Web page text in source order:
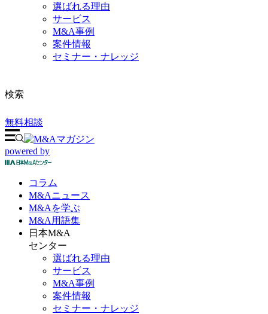
選ばれる理由
サービス
M&A事例
案件情報
セミナー・ナレッジ
検索
無料相談
powered by
コラム
M&Aニュース
M&Aを学ぶ
M&A 用語集
日本M&A
センター
選ばれる理由
サービス
M&A事例
案件情報
セミナー・ナレッジ